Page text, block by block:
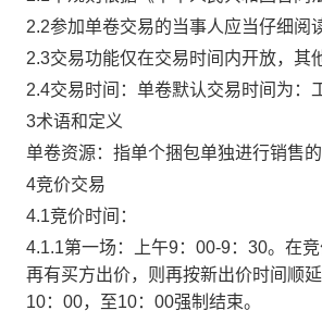
2.2参加单卷交易的当事人应当仔细阅
2.3交易功能仅在交易时间内开放，其
2.4交易时间：单卷默认交易时间为：
3术语和定义
单卷资源：指单个捆包单独进行销售的
4竞价交易
4.1竞价时间：
4.1.1第一场：上午9：00-9：30。在
再有买方出价，则再按新出价时间顺
10：00，至10：00强制结束。